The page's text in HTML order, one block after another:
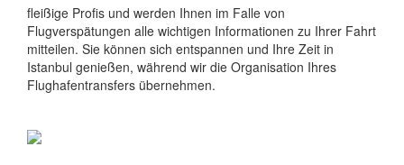
fleißige Profis und werden Ihnen im Falle von
Flugverspätungen alle wichtigen Informationen zu Ihrer Fahrt
mitteilen. Sie können sich entspannen und Ihre Zeit in
Istanbul genießen, während wir die Organisation Ihres
Flughafentransfers übernehmen.